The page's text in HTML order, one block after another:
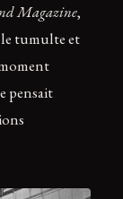
Magazine,
le tumulte et
pensait